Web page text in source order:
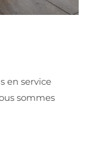
en service
sommes